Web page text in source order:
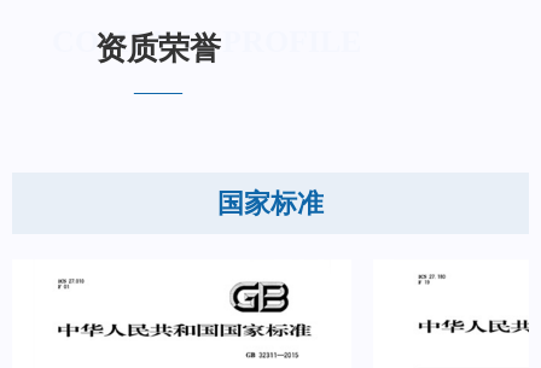
资质荣誉
——
COMPANY PROFILE
国家标准